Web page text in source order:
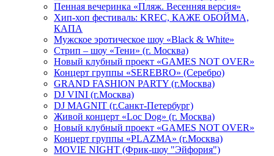
Пенная вечеринка «Пляж. Весенняя версия»
Хип-хоп фестиваль: KREC, КАЖЕ ОБОЙМА,
КАПА
Мужское эротическое шоу «Black & White»
Стрип – шоу «Тени» (г. Москва)
Новый клубный проект «GAMES NOT OVER»
Концерт группы «SEREBRO» (Серебро)
GRAND FASHION PARTY (г.Москва)
DJ VINI (г.Москва)
DJ MAGNIT (г.Санкт-Петербург)
Живой концерт «Loc Dog» (г. Москва)
Новый клубный проект «GAMES NOT OVER»
Концерт группы «PLAZMA» (г.Москва)
MOVIE NIGHT (Фрик-шоу "Эйфория")